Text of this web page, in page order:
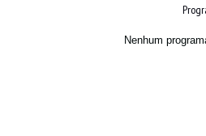
Nenhum